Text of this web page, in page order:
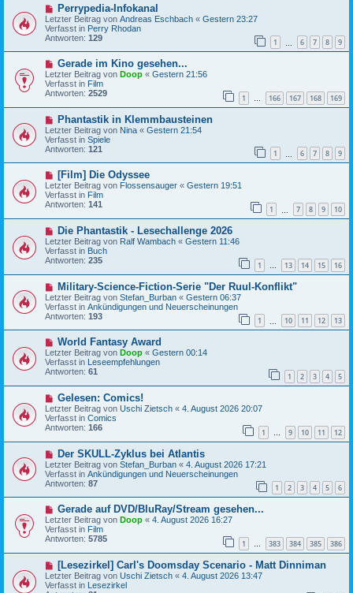
B
e
i
t
r
a
g
N
e
u
e
r
B
e
i
t
r
g
Perrypedia-Infokanal
Letzter Beitrag von Andreas Eschbach « Gestern 23:27
Verfasst in Perry Rhodan
Antworten: 129 1 6 7 8 9
N
e
u
e
r
B
e
i
t
r
g
Gerade im Kino gesehen...
Letzter Beitrag von Doop « Gestern 21:56
Verfasst in Film
Antworten: 2529 1 … 166 167 168 169
N
e
u
e
r
B
i
t
r
g
Phantastik in Klemmbausteinen
Letzter Beitrag von Nina « Gestern 21:54
Verfasst in Spiele
Antworten: 121 1 6 7 8 9
N
e
u
e
B
i
t
r
g
[Film] Die Odyssee
Letzter Beitrag von Flossensauger « Gestern 19:51
Verfasst in Film
Antworten: 141 1 7 8 9 10
N
e
u
e
r
B
e
i
t
r
g
Die Phantastik - Lesechallenge 2026
Letzter Beitrag von Ralf Wambach « Gestern 11:46
Verfasst in Buch
Antworten: 235 1 … 13 14 15 16
N
e
u
e
r
B
e
i
t
r
g
Military-Science-Fiction-Serie "Der Ruul-Konflikt"
Letzter Beitrag von Stefan_Burban « Gestern 06:37
Verfasst in Ankündigungen und Neuerscheinungen
Antworten: 193 1 10 11 12 13
N
e
u
e
B
e
i
t
r
g
World Fantasy Award
Letzter Beitrag von Doop « Gestern 00:14
Verfasst in
Leseempfehlungen
Antworten: 61 1 2 3 4 5
N
e
u
e
r
B
e
i
t
r
g
Gelesen: Comics!
Letzter Beitrag von Uschi Zietsch « 4. August 2026 20:07
Verfasst in Comics
Antworten: 166 1 … 9 10 11 12
N
e
u
e
r
B
e
i
t
r
g
Der SKULL-Zyklus bei Atlantis
Letzter Beitrag von Stefan_Burban « 4. August 2026 17:21
Verfasst in Ankündigungen und Neuerscheinungen
Antworten: 87 1 2 3 4 5 6
N
e
u
e
B
i
t
Gerade auf DVD/BluRay/Stream gesehen...
Letzter Beitrag von Doop « 4. August 2026 16:27
Verfasst in Film
Antworten: 5785 1 … 383 384 385 386
N
e
u
[Lesezirkel] Carl's Doomsday Scenario - Matt Dinniman
Letzter Beitrag von Uschi Zietsch « 4. August 2026 13:47
Verfasst in Lesezirkel